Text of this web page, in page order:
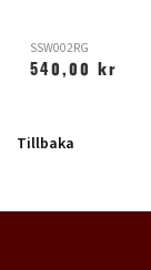
SSW002RG
540,00 kr
Tillbaka